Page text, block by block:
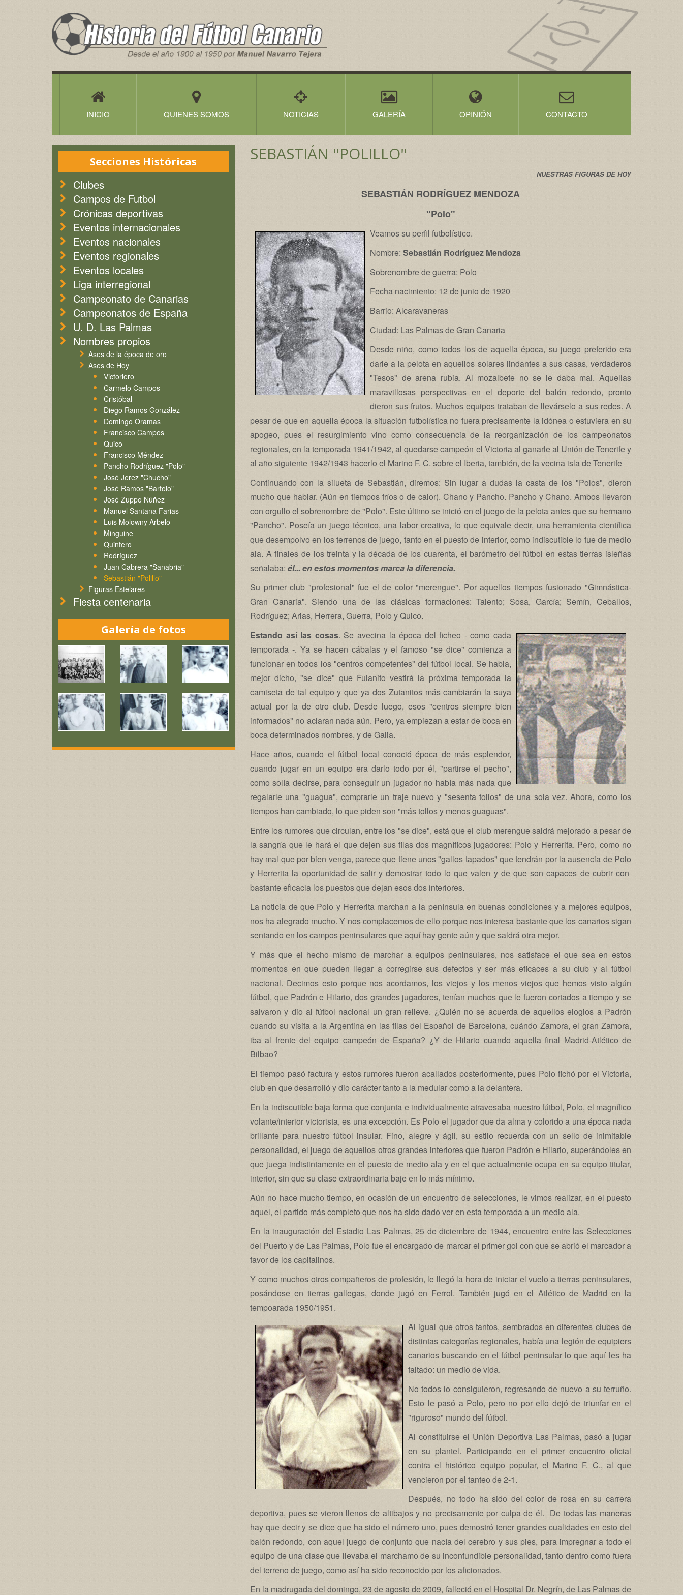
Historia
del
Futbol
Canario
INICIO QUIENES SOMOS NOTICIAS GALERÍA OPINIÓN CONTACTO
Secciones Históricas
Clubes
Campos de Futbol
Crónicas deportivas
Eventos internacionales
Eventos nacionales
Eventos regionales
Eventos locales
Liga interregional
Campeonato de Canarias
Campeonatos de España
U. D. Las Palmas
Nombres propios
Ases de la época de oro
Ases de Hoy
Victoriero
Carmelo Campos
Cristóbal
Diego Ramos González
Domingo Oramas
Francisco Campos
Quico
Francisco Méndez
Pancho Rodríguez "Polo"
José Jerez "Chucho"
José Ramos "Bartolo"
José Zuppo Núñez
Manuel Santana Farias
Luis Molowny Arbelo
Minguine
Quintero
Rodríguez
Juan Cabrera "Sanabria"
Sebastián "Polillo"
Figuras Estelares
Fiesta centenaria
Galería de fotos
SEBASTIÁN "POLILLO"
NUESTRAS FIGURAS DE HOY
SEBASTIÁN RODRÍGUEZ MENDOZA
"Polo"
Veamos su perfil futbolístico.
Nombre: Sebastián Rodríguez Mendoza
Sobrenombre de guerra: Polo
Fecha nacimiento: 12 de junio de 1920
Barrio: Alcaravaneras
Ciudad: Las Palmas de Gran Canaria
Desde niño, como todos los de aquella época, su juego preferido era
darle a la pelota en aquellos solares lindantes a sus casas, verdaderos
"Tesos" de arena rubia. Al mozalbete no se le daba mal. Aquellas
maravillosas perspectivas en el deporte del balón redondo, pronto
dieron sus frutos. Muchos equipos trataban de llevárselo a sus redes. A
pesar de que en aquella época la situación futbolística no fuera precisamente la idónea o estuviera en su
apogeo, pues el resurgimiento vino como consecuencia de la reorganización de los campeonatos
regionales, en la temporada 1941/1942, al quedarse campeón el Victoria al ganarle al Unión de Tenerife y
al año siguiente 1942/1943 hacerlo el Marino F. C. sobre el Iberia, también, de la vecina isla de Tenerife
Continuando con la silueta de Sebastián, diremos: Sin lugar a dudas la casta de los "Polos", dieron
mucho que hablar. (Aún en tiempos fríos o de calor). Chano y Pancho. Pancho y Chano. Ambos llevaron
con orgullo el sobrenombre de "Polo". Este último se inició en el juego de la pelota antes que su hermano
"Pancho". Poseía un juego técnico, una labor creativa, lo que equivale decir, una herramienta científica
que desempolvo en los terrenos de juego, tanto en el puesto de interior, como indiscutible lo fue de medio
ala. A finales de los treinta y la década de los cuarenta, el barómetro del fútbol en estas tierras isleñas
señalaba: él... en estos momentos marca la diferencia.
Su primer club "profesional" fue el de color "merengue". Por aquellos tiempos fusionado "Gimnástica-
Gran Canaria". Siendo una de las clásicas formaciones: Talento; Sosa, García; Semín, Ceballos,
Rodríguez; Arias, Herrera, Guerra, Polo y Quico.
Estando así las cosas. Se avecina la época del ficheo - como cada
temporada -. Ya se hacen cábalas y el famoso "se dice" comienza a
funcionar en todos los "centros competentes" del fútbol local. Se habla,
mejor dicho, "se dice" que Fulanito vestirá la próxima temporada la
camiseta de tal equipo y que ya dos Zutanitos más cambiarán la suya
actual por la de otro club. Desde luego, esos "centros siempre bien
informados" no aclaran nada aún. Pero, ya empiezan a estar de boca en
boca determinados nombres, y de Galia.
Hace años, cuando el fútbol local conoció época de más esplendor,
cuando jugar en un equipo era darlo todo por él, "partirse el pecho",
como solía decirse, para conseguir un jugador no había más nada que
regalarle una "guagua", comprarle un traje nuevo y "sesenta tollos" de una sola vez. Ahora, como los
tiempos han cambiado, lo que piden son "más tollos y menos guaguas".
Entre los rumores que circulan, entre los "se dice", está que el club merengue saldrá mejorado a pesar de
la sangría que le hará el que dejen sus filas dos magníficos jugadores: Polo y Herrerita. Pero, como no
hay mal que por bien venga, parece que tiene unos "gallos tapados" que tendrán por la ausencia de Polo
y Herrerita la oportunidad de salir y demostrar todo lo que valen y de que son capaces de cubrir con
bastante eficacia los puestos que dejan esos dos interiores.
La noticia de que Polo y Herrerita marchan a la península en buenas condiciones y a mejores equipos,
nos ha alegrado mucho. Y nos complacemos de ello porque nos interesa bastante que los canarios sigan
sentando en los campos peninsulares que aquí hay gente aún y que saldrá otra mejor.
Y más que el hecho mismo de marchar a equipos peninsulares, nos satisface el que sea en estos
momentos en que pueden llegar a corregirse sus defectos y ser más eficaces a su club y al fútbol
nacional. Decimos esto porque nos acordamos, los viejos y los menos viejos que hemos visto algún
fútbol, que Padrón e Hilario, dos grandes jugadores, tenían muchos que le fueron cortados a tiempo y se
salvaron y dio al fútbol nacional un gran relieve. ¿Quién no se acuerda de aquellos elogios a Padrón
cuando su visita a la Argentina en las filas del Español de Barcelona, cuándo Zamora, el gran Zamora,
iba al frente del equipo campeón de España? ¿Y de Hilario cuando aquella final Madrid-Atlético de
Bilbao?
El tiempo pasó factura y estos rumores fueron acallados posteriormente, pues Polo fichó por el Victoria,
club en que desarrolló y dio carácter tanto a la medular como a la delantera.
En la indiscutible baja forma que conjunta e individualmente atravesaba nuestro fútbol, Polo, el magnífico
volante/interior victorista, es una excepción. Es Polo el jugador que da alma y colorido a una época nada
brillante para nuestro fútbol insular. Fino, alegre y ágil, su estilo recuerda con un sello de inimitable
personalidad, el juego de aquellos otros grandes interiores que fueron Padrón e Hilario, superándoles en
que juega indistintamente en el puesto de medio ala y en el que actualmente ocupa en su equipo titular,
interior, sin que su clase extraordinaria baje en lo más mínimo.
Aún no hace mucho tiempo, en ocasión de un encuentro de selecciones, le vimos realizar, en el puesto
aquel, el partido más completo que nos ha sido dado ver en esta temporada a un medio ala.
En la inauguración del Estadio Las Palmas, 25 de diciembre de 1944, encuentro entre las Selecciones
del Puerto y de Las Palmas, Polo fue el encargado de marcar el primer gol con que se abrió el marcador a
favor de los capitalinos.
Y como muchos otros compañeros de profesión, le llegó la hora de iniciar el vuelo a tierras peninsulares,
posándose en tierras gallegas, donde jugó en Ferrol. También jugó en el Atlético de Madrid en la
tempoarada 1950/1951.
Al igual que otros tantos, sembrados en diferentes clubes de
distintas categorías regionales, había una legión de equipiers
canarios buscando en el fútbol peninsular lo que aquí les ha
faltado: un medio de vida.
No todos lo consiguieron, regresando de nuevo a su terruño.
Esto le pasó a Polo, pero no por ello dejó de triunfar en el
"riguroso" mundo del fútbol.
Al constituirse el Unión Deportiva Las Palmas, pasó a jugar
en su plantel. Participando en el primer encuentro oficial
contra el histórico equipo popular, el Marino F. C., al que
vencieron por el tanteo de 2-1.
Después, no todo ha sido del color de rosa en su carrera
deportiva, pues se vieron llenos de altibajos y no precisamente por culpa de él. De todas las maneras
hay que decir y se dice que ha sido el número uno, pues demostró tener grandes cualidades en esto del
balón redondo, con aquel juego de conjunto que nacía del cerebro y sus pies, para impregnar a todo el
equipo de una clase que llevaba el marchamo de su inconfundible personalidad, tanto dentro como fuera
del terreno de juego, como así ha sido reconocido por los aficionados.
En la madrugada del domingo, 23 de agosto de 2009, falleció en el Hospital Dr. Negrín, de Las Palmas de